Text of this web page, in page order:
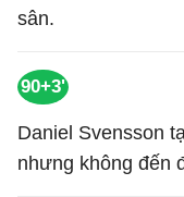
sân.
90+3'
Daniel Svensson
nhưng không đến